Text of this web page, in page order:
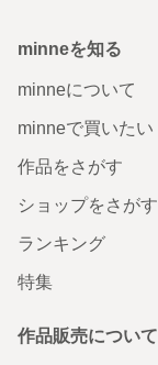
minneを知る
minneについて
minneで買いたい
作品をさがす
ショップをさがす
ランキング
特集
作品販売について